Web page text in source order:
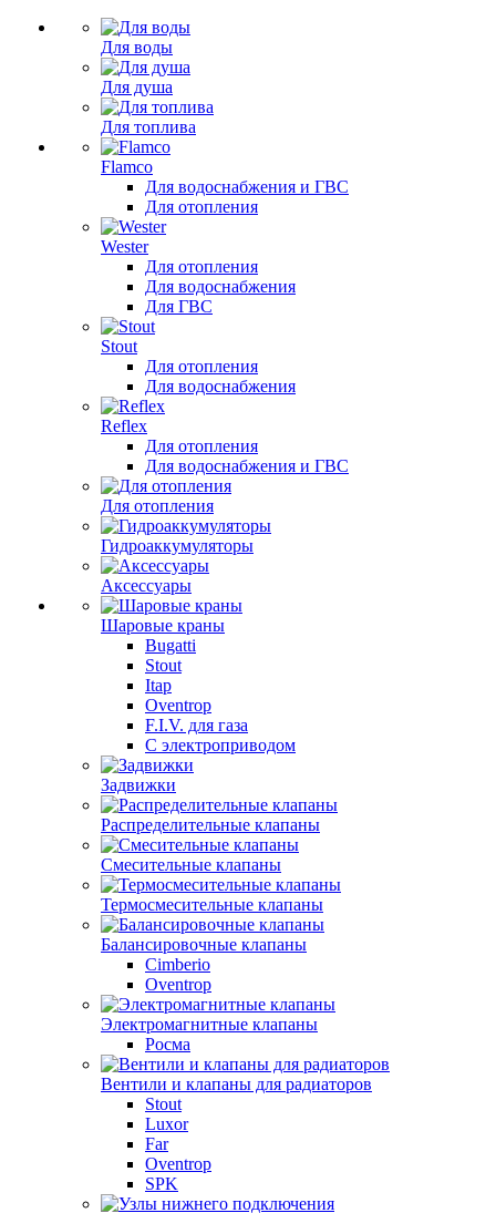
Для воды
Для душа
Для топлива
Flamco
Для водоснабжения и ГВС
Для отопления
Wester
Для отопления
Для водоснабжения
Для ГВС
Stout
Для отопления
Для водоснабжения
Reflex
Для отопления
Для водоснабжения и ГВС
Для отопления
Гидроаккумуляторы
Аксессуары
Шаровые краны
Bugatti
Stout
Itap
Oventrop
F.I.V. для газа
С электроприводом
Задвижки
Распределительные клапаны
Cмесительные клапаны
Термосмесительные клапаны
Балансировочные клапаны
Cimberio
Oventrop
Электромагнитные клапаны
Росма
Вентили и клапаны для радиаторов
Stout
Luxor
Far
Oventrop
SPK